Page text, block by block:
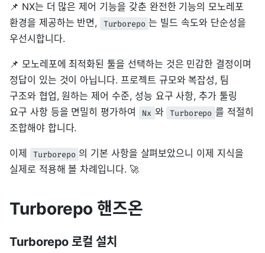
📌 NX는 더 많은 제어 기능을 갖춘 완전한 기능의 모노레포
환경을 제공하는 반면,
Turborepo 는 빌드 속도와 단순성을
우선시합니다.
📌 모노레포에 최적화된 툴을 선택하는 것은 민감한 결정이며
정답이 있는 것이 아닙니다. 프로젝트 규모와 복잡성, 팀
구조와 협업, 원하는 제어 수준, 성능 요구 사항, 추가 툴링
요구 사항 등을 면밀히 평가하여
Nx 와 Turborepo 를 적절히
조합해야 합니다.
이제 Turborepo 의 기본 사항을 살펴보았으니 이제 지식을
실제로 적용해 볼 차례입니다. 🚀
Turborepo 핸즈온
Turborepo 로컬 설치